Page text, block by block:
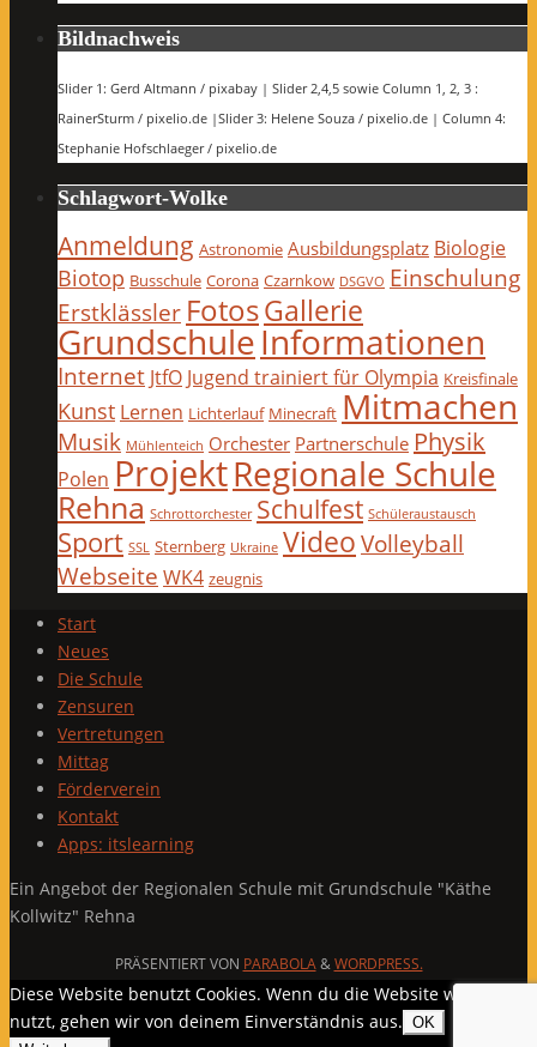
Bildnachweis
Slider 1: Gerd Altmann / pixabay | Slider 2,4,5 sowie Column 1, 2, 3 :
RainerSturm / pixelio.de |Slider 3: Helene Souza / pixelio.de | Column 4:
Stephanie Hofschlaeger / pixelio.de
Schlagwort-Wolke
Anmeldung Astronomie Ausbildungsplatz Biologie
Biotop Busschule Corona Czarnkow DSGVO Einschulung
Erstklässler FotosGallerie
GrundschuleInformationen
Internet JtfO Jugend trainiert für Olympia Kreisfinale
Kunst Lernen Lichterlauf Minecraft Mitmachen
Musik Mühlenteich Orchester Partnerschule Physik
Polen ProjektRegionale Schule
Rehna Schrottorchester Schulfest Schüleraustausch
Sport SSL Sternberg Ukraine VideoVolleyball
Webseite WK4 zeugnis
Start
Neues
Die Schule
Zensuren
Vertretungen
Mittag
Förderverein
Kontakt
Apps: itslearning
Ein Angebot der Regionalen Schule mit Grundschule "Käthe
Kollwitz" Rehna
PRÄSENTIERT VON PARABOLA&WORDPRESS.
Diese Website benutzt Cookies. Wenn du die Website weiter
nutzt, gehen wir von deinem Einverständnis aus. OK